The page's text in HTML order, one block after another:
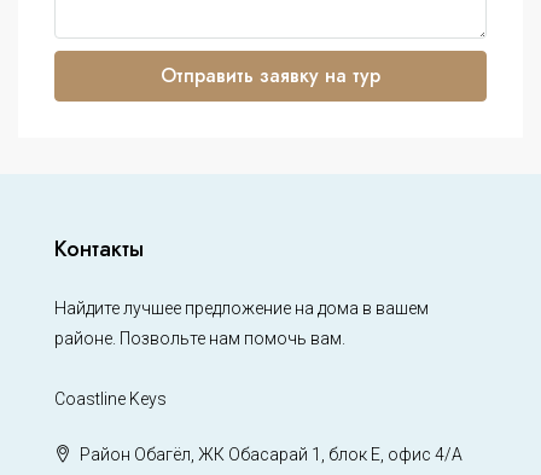
Отправить заявку на тур
Контакты
Найдите лучшее предложение на дома в вашем
районе. Позвольте нам помочь вам.
Coastline Keys
Район Обагёл, ЖК Обасарай 1, блок Е, офис 4/А